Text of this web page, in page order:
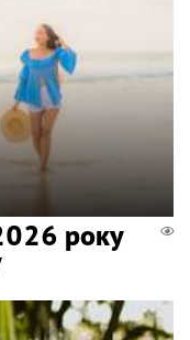
року